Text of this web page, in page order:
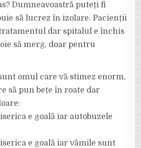
Dumneavoastră puteți fi
să lucrez în izolare. Pacienții
dar spitalul e închis
să merg, doar pentru
omul care vă stimez enorm,
să pun bețe în roate dar
e goală iar autobuzele
e goală iar vămile sunt